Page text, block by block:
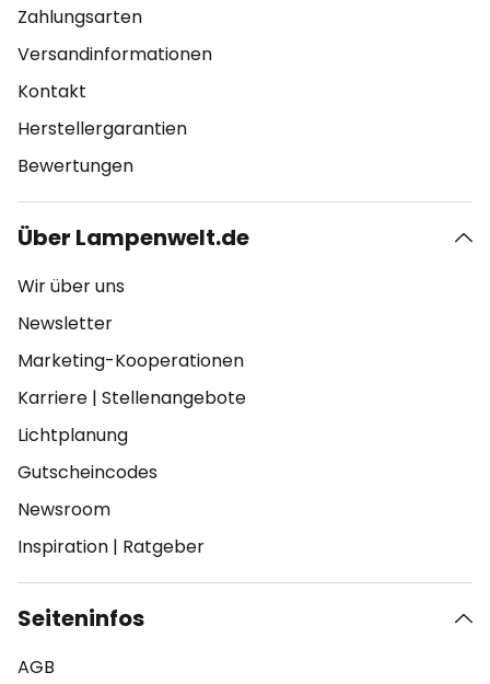
Zahlungsarten
Versandinformationen
Kontakt
Herstellergarantien
Bewertungen
Über Lampenwelt.de
Wir über uns
Newsletter
Marketing-Kooperationen
Karriere | Stellenangebote
Lichtplanung
Gutscheincodes
Newsroom
Inspiration | Ratgeber
Seiteninfos
AGB